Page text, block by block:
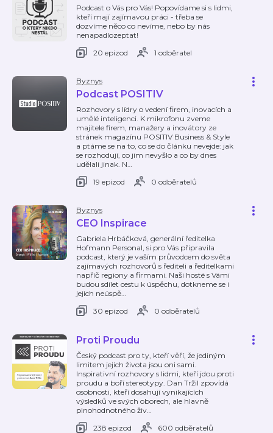
Podcast o Vás pro Vás! Popovídame si s lidmi,
kteří mají zajímavou práci - třeba se
dozvíme něco co nevíme, nebo by nás
nenapadlozeptat!
20 epizod
1 odběratel
Byznys
Podcast POSITIV
Rozhovory s lídry o vedení firem, inovacích a
umělé inteligenci. K mikrofonu zveme
majitele firem, manažery a inovátory ze
stránek magazínu POSITIV Business & Style
a ptáme se na to, co se do článku nevejde: jak
se rozhodují, co jim nevyšlo a co by dnes
udělali jinak. N…
19 epizod
0 odběratelů
Byznys
CEO Inspirace
Gabriela Hrbáčková, generální ředitelka
Hofmann Personal, si pro Vás připravila
podcast, který je vaším průvodcem do světa
zajímavých rozhovorů s řediteli a ředitelkami
napříč regiony a firmami. Naši hosté s Vámi
budou sdílet cestu k úspěchu, dotkneme se i
jejich neúspě…
30 epizod
0 odběratelů
Proti Proudu
Český podcast pro ty, kteří věří, že jediným
limitem jejich života jsou oni sami.
Inspirativní rozhovory s lidmi, kteří jdou proti
proudu a boří stereotypy. Dan Tržil zpovídá
osobnosti, kteří dosahují vynikajících
výsledků ve svých oborech, ale hlavně
plnohodnotného živ…
238 epizod
600 odběratelů